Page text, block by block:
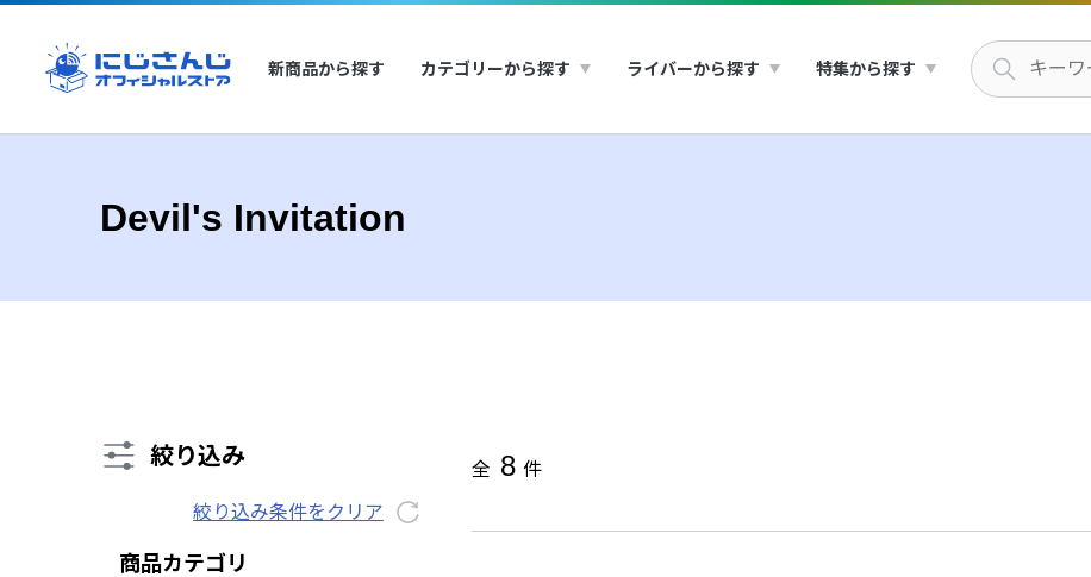
新商品から探す カテゴリーから探す ライバーから探す 特集から探す
Devil's Invitation
絞り込み
絞り込み条件をクリア
商品カテゴリ
全 8 件